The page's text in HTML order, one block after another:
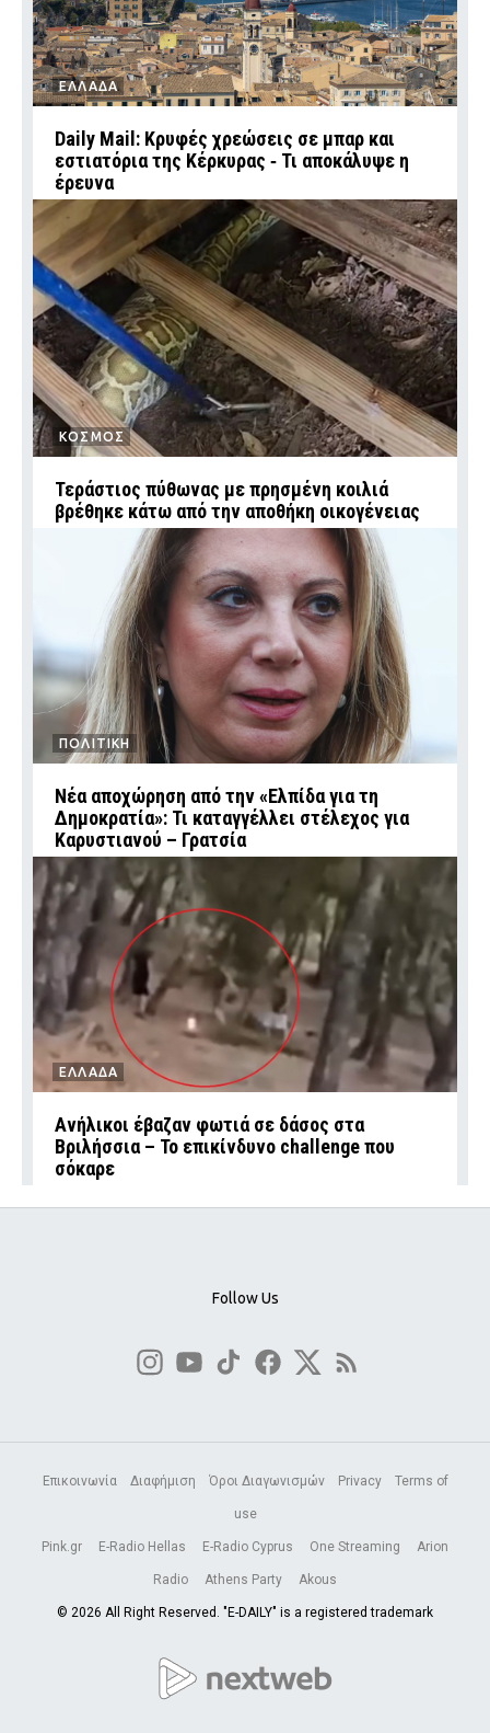
ΕΛΛΑΔΑ
Daily Mail: Κρυφές χρεώσεις σε μπαρ και
εστιατόρια της Κέρκυρας ‑ Τι αποκάλυψε η
έρευνα
ΚΟΣΜΟΣ
Τεράστιος πύθωνας με πρησμένη κοιλιά
βρέθηκε κάτω από την αποθήκη οικογένειας
ΠΟΛΙΤΙΚΗ
Νέα αποχώρηση από την «Ελπίδα για τη
Δημοκρατία»: Τι καταγγέλλει στέλεχος για
Καρυστιανού – Γρατσία
ΕΛΛΑΔΑ
Ανήλικοι έβαζαν φωτιά σε δάσος στα
Βριλήσσια – Το επικίνδυνο challenge που
σόκαρε
Follow Us
Επικοινωνία Διαφήμιση Όροι Διαγωνισμών Privacy Terms of
use
Pink.gr E-Radio Hellas E-Radio Cyprus One Streaming Arion
Radio Athens Party Akous
© 2026 All Right Reserved. "E-DAILY" is a registered trademark